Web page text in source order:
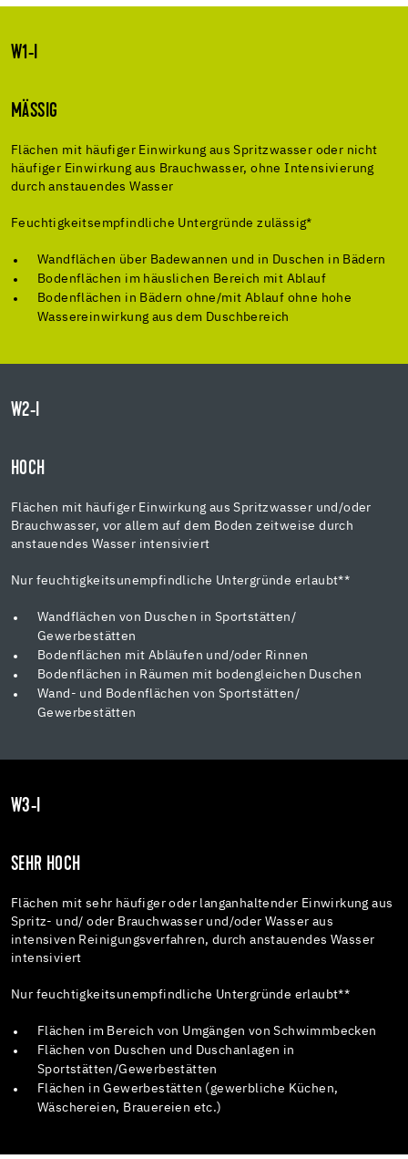
W1-I
MÄSSIG
Flächen mit häufiger Einwirkung aus Spritzwasser oder nicht
häufiger Einwirkung aus Brauchwasser, ohne Intensivierung
durch anstauendes Wasser
Feuchtigkeitsempfindliche Untergründe zulässig*
Wandflächen über Badewannen und in Duschen in Bädern
Bodenflächen im häuslichen Bereich mit Ablauf
Bodenflächen in Bädern ohne/mit Ablauf ohne hohe
Wassereinwirkung aus dem Duschbereich
W2-I
HOCH
Flächen mit häufiger Einwirkung aus Spritzwasser und/oder
Brauchwasser, vor allem auf dem Boden zeitweise durch
anstauendes Wasser intensiviert
Nur feuchtigkeitsunempfindliche Untergründe erlaubt**
Wandflächen von Duschen in Sportstätten/
Gewerbestätten
Bodenflächen mit Abläufen und/oder Rinnen
Bodenflächen in Räumen mit bodengleichen Duschen
Wand- und Bodenflächen von Sportstätten/
Gewerbestätten
W3-I
SEHR HOCH
Flächen mit sehr häufiger oder langanhaltender Einwirkung aus
Spritz- und/ oder Brauchwasser und/oder Wasser aus
intensiven Reinigungsverfahren, durch anstauendes Wasser
intensiviert
Nur feuchtigkeitsunempfindliche Untergründe erlaubt**
Flächen im Bereich von Umgängen von Schwimmbecken
Flächen von Duschen und Duschanlagen in
Sportstätten/Gewerbestätten
Flächen in Gewerbestätten (gewerbliche Küchen,
Wäschereien, Brauereien etc.)